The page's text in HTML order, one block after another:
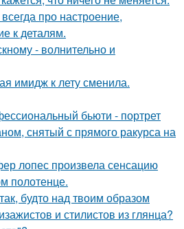
про настроение,
к деталям.
- волнительно и
имидж к лету сменила.
бьюти - портрет
снятый с прямого ракурса на
лопес произвела сенсацию
полотенце.
будто над твоим образом
и стилистов из глянца?